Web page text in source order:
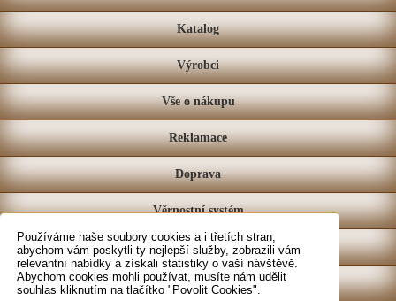
Používáme naše soubory cookies a i třetích stran,
abychom vám poskytli ty nejlepší služby, zobrazili vám
relevantní nabídky a získali statistiky o vaší návštěvě.
Abychom cookies mohli používat, musíte nám udělit
souhlas kliknutím na tlačítko "Povolit Cookies".
Katalog
Výrobci
Vše o nákupu
Reklamace
Doprava
Věrnostní systém
Prodejna
Kontakt